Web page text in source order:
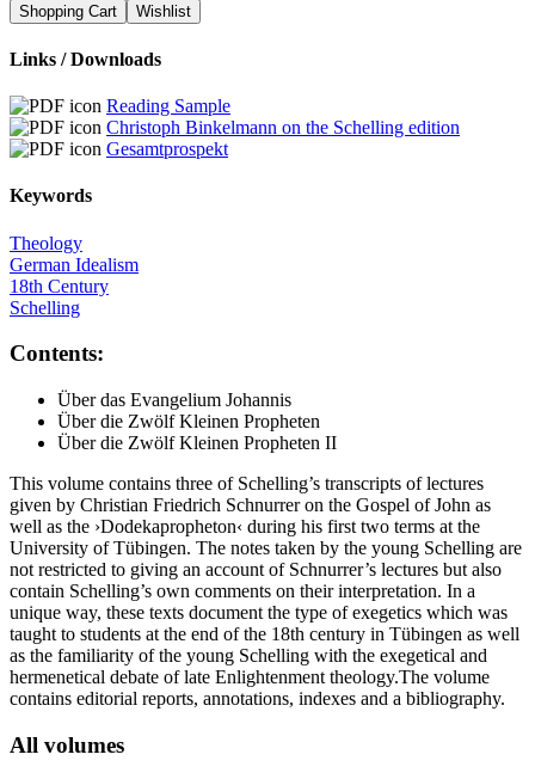
Links / Downloads
Reading Sample
Christoph Binkelmann on the Schelling edition
Gesamtprospekt
Keywords
Theology
German Idealism
18th Century
Schelling
Contents:
Über das Evangelium Johannis
Über die Zwölf Kleinen Propheten
Über die Zwölf Kleinen Propheten II
This volume contains three of Schelling’s transcripts of lectures
given by Christian Friedrich Schnurrer on the Gospel of John as
well as the ›Dodekapropheton‹ during his first two terms at the
University of Tübingen. The notes taken by the young Schelling are
not restricted to giving an account of Schnurrer’s lectures but also
contain Schelling’s own comments on their interpretation. In a
unique way, these texts document the type of exegetics which was
taught to students at the end of the 18th century in Tübingen as well
as the familiarity of the young Schelling with the exegetical and
hermenetical debate of late Enlightenment theology.The volume
contains editorial reports, annotations, indexes and a bibliography.
All volumes